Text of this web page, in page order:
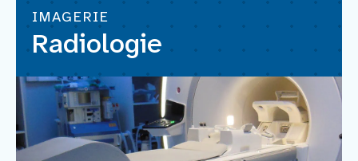
Le groupement hospitalier
Agir pour ma santé
IMAGERIE
Radiologie